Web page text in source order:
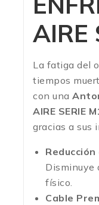
AIRE
La fatiga del
tiempos
con una
AIRE SERIE
gracias a sus
Disminuye
físico.
Cable